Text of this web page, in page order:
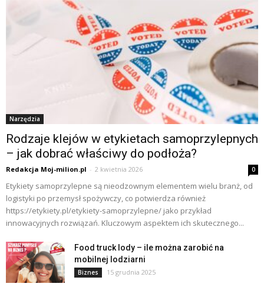
Narzędzia
Rodzaje klejów w etykietach samoprzylepnych
– jak dobrać właściwy do podłoża?
Redakcja Moj-milion.pl - 2 kwietnia 2026 0
Etykiety samoprzylepne są nieodzownym elementem wielu branż, od
logistyki po przemysł spożywczy, co potwierdza również
https://etykiety.pl/etykiety-samoprzylepne/ jako przykład
innowacyjnych rozwiązań. Kluczowym aspektem ich skutecznego...
Food truck lody – ile można zarobić na
mobilnej lodziarni
Biznes 15 grudnia 2025